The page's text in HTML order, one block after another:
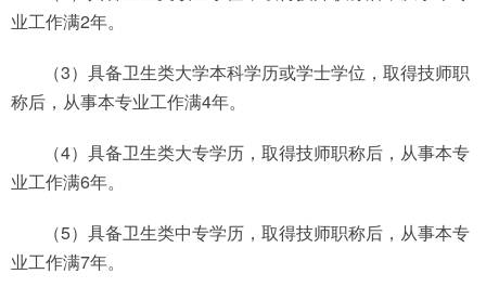
业工作满2年。
（3）具备卫生类大学本科学历或学士学位，取得技师职
称后，从事本专业工作满4年。
（4）具备卫生类大专学历，取得技师职称后，从事本专
业工作满6年。
（5）具备卫生类中专学历，取得技师职称后，从事本专
业工作满7年。